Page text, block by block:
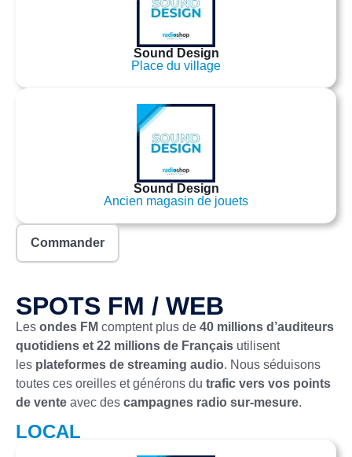
Sound Design
Place du village
Sound Design
Ancien magasin de jouets
Commander
SPOTS FM / WEB
Les ondes FM comptent plus de 40 millions d’auditeurs
quotidiens et 22 millions de Français utilisent
les plateformes de streaming audio. Nous séduisons
toutes ces oreilles et générons du trafic vers vos points
de vente avec des campagnes radio sur-mesure.
LOCAL